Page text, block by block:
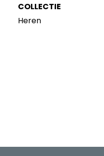
COLLECTIE
Heren